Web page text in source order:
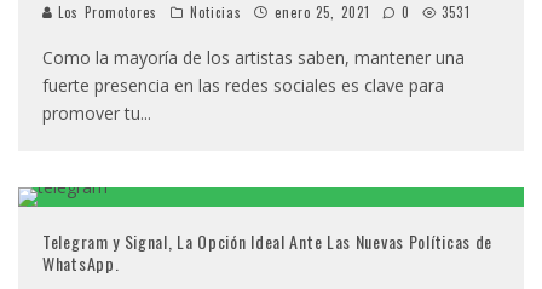
Los Promotores Noticias enero 25, 2021 0 3531
Como la mayoría de los artistas saben, mantener una
fuerte presencia en las redes sociales es clave para
promover tu...
Telegram y Signal, La Opción Ideal Ante Las Nuevas Políticas de
WhatsApp.